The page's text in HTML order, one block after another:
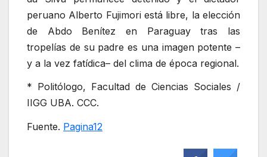
peruano Alberto Fujimori está libre, la elección
de Abdo Benítez en Paraguay tras las
tropelías de su padre es una imagen potente –
y a la vez fatídica– del clima de época regional.
* Politólogo, Facultad de Ciencias Sociales /
IIGG UBA. CCC.
Fuente. Pagina12